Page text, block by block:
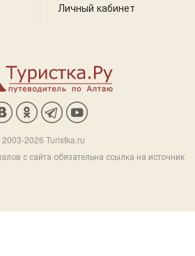
Личный кабинет
2026 Turistka.ru
с сайта обязательна ссылка на источник